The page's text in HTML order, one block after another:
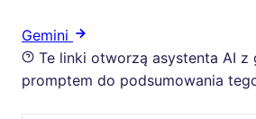
Gemini
Te linki otworzą asystenta AI z
promptem do podsumowania